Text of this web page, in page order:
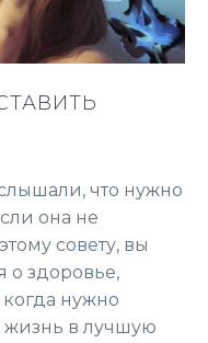
что нужно
она не
совету, вы
о здоровье,
нужно
жизнь в лучшую